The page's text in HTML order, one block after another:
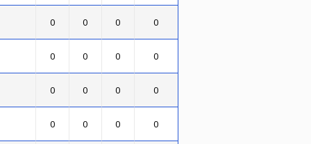
0 0 0 0
0 0 0 0
0 0 0 0
0 0 0 0